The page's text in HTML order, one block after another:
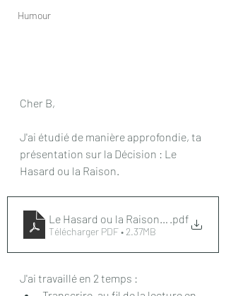
Humour
Cher B,
J'ai étudié de manière approfondie, ta
présentation sur la Décision : Le
Hasard ou la Raison.
Le Hasard ou la Raison 2020
.pdf
Télécharger PDF • 2.37MB
J'ai travaillé en 2 temps :